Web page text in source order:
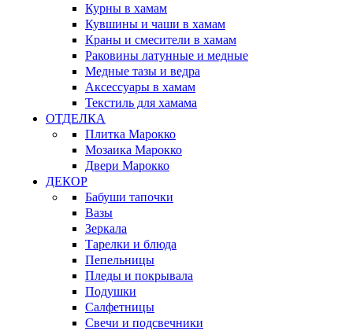
Курны в хамам
Кувшины и чаши в хамам
Краны и смесители в хамам
Раковины латунные и медные
Медные тазы и ведра
Аксессуары в хамам
Текстиль для хамама
ОТДЕЛКА
Плитка Марокко
Мозаика Марокко
Двери Марокко
ДЕКОР
Бабуши тапочки
Вазы
Зеркала
Тарелки и блюда
Пепельницы
Пледы и покрывала
Подушки
Салфетницы
Свечи и подсвечники